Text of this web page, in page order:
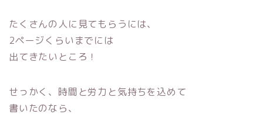
たくさんの人に見てもらうには、
2ページくらいまでには
出てきたいところ！
せっかく、時間と労力と気持ちを込めて
書いたのなら、